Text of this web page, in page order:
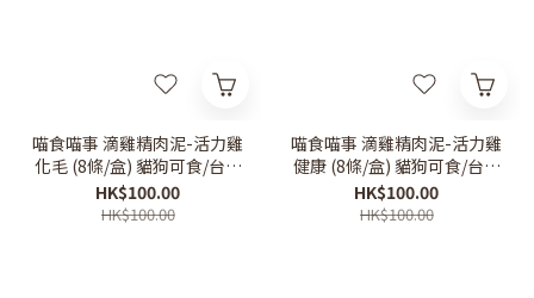
喵食喵事 滴雞精肉泥-活力雞
化毛 (8條/盒) 貓狗可食/台灣
製造//犬貓適用/無添加
HK$100.00
HK$100.00
喵食喵事 滴雞精肉泥-活力雞
健康 (8條/盒) 貓狗可食/台灣
製造//犬貓適用/無添加
HK$100.00
HK$100.00